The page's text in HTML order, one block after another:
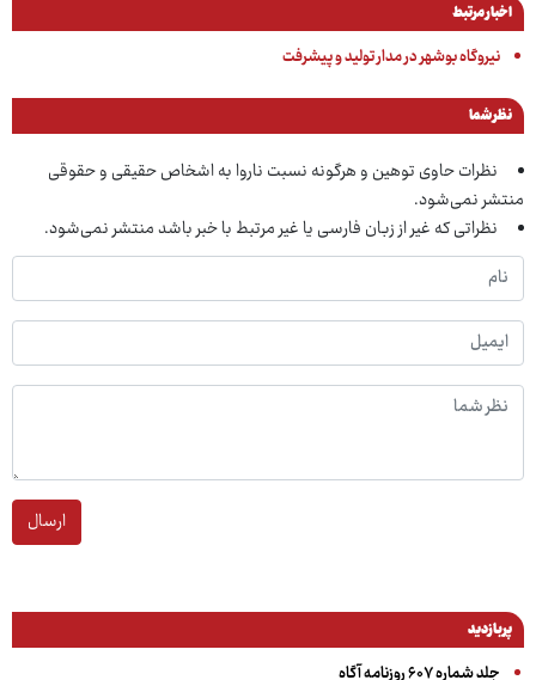
اخبار مرتبط
نیروگاه بوشهر در مدار تولید و پیشرفت
نظر شما
نظرات حاوی توهین و هرگونه نسبت ناروا به اشخاص حقیقی و حقوقی
منتشر نمی‌شود.
نظراتی که غیر از زبان فارسی یا غیر مرتبط با خبر باشد منتشر نمی‌شود.
ارسال
پربازدید
جلد شماره ۶۰۷ روزنامه آگاه